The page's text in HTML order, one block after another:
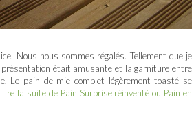
Nous nous sommes régalés. Tellement que je
était amusante et la garniture entre
Le pain de mie complet légèrement toasté se
Lire la suite de Pain Surprise réinventé ou Pain en